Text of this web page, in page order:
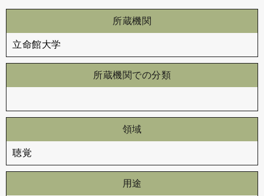
所蔵機関
立命館大学
所蔵機関での分類
領域
聴覚
用途